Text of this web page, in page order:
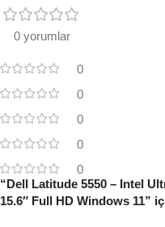
0 yorumlar
0
0
0
0
0
“Dell Latitude 5550 – Intel
15.6″ Full HD Windows 11”